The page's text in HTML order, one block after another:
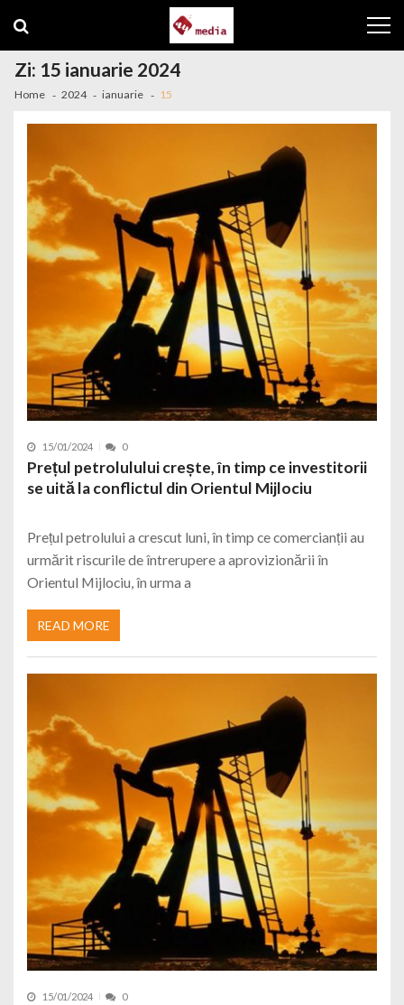
Zi: 15 ianuarie 2024
Home 2024 ianuarie 15
15/01/2024 0
Prețul petrolulului crește, în timp ce investitorii
se uită la conflictul din Orientul Mijlociu
Prețul petrolului a crescut luni, în timp ce comercianții au
urmărit riscurile de întrerupere a aprovizionării în
Orientul Mijlociu, în urma a
READ MORE
15/01/2024 0